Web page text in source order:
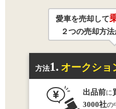
愛車を売却して
２つの売却方
方法1. オークショ
出品前に
3000社の